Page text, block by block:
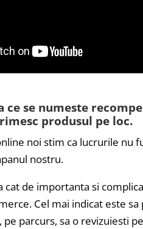
ce se numeste
produsul pe loc.
noi stim ca lucrurile nu
nostru.
cat de importanta si
Cel mai indicat este
pe parcurs, sa o revizuiesti